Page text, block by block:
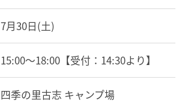
7月30日(土)
15:00～18:00【受付：14:30より】
四季の里古志 キャンプ場